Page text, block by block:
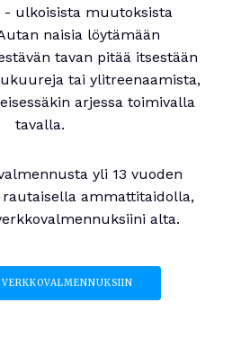
- ulkoisista muutoksista
naisia löytämään
tavan pitää itsestään
tai ylitreenaamista,
arjessa toimivalla
tavalla.
yli 13 vuoden
ammattitaidolla,
alta.